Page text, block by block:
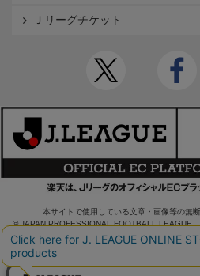
Ｊリーグチケット
本サイトで使用している文章・画像等の無
© JAPAN PROFESSIONAL FOOTBALL
SERVED.